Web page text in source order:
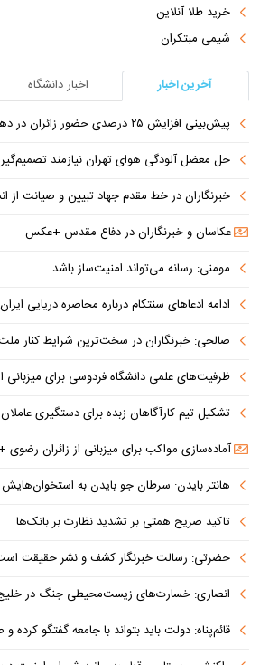
خرید طلا آنلاین
شیمی مبتکران
آخرین اخبار
اخبار دانشگاه
پیش‌بینی افزایش ۲۵ درصدی حضور زائران در دهه پایانی ماه صفر در مشهد
حل معضل آلودگی هوای تهران نیازمند
خبرنگاران در خط مقدم جهاد تبیین و صیانت از
عکاسان و خبرنگاران در دفاع مقدس +عکس
مومنی: رسانه می‌تواند امنیت‌ساز باشد
ادامه ادعاهای سنتکام درباره محاصره دریایی ایران
صالحی: خبرنگاران در سخت‌ترین شرایط کنار
ظرفیت‌های علمی دانشگاه فردوسی برای میزبانی
تشکیل تیم کارآگاهان زبده برای دستگیری
آماده‌سازی مواکب برای میزبانی از زائران
هانتر بایدن: سرطان جو بایدن به
تاکید صریح همتی بر تشدید نظارت بر بانک‌ها
حضرتی: رسالت خبرنگار کشف و نشر حقیقت
انصاری: خسارت‌های زیست‌محیطی جنگ در خلیج
قائم‌پناه: دولت باید بتواند با جامعه گفتگو کرده